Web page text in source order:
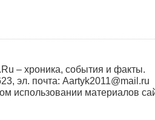
– хроника, события и факты.
эл. почта: Aartyk2011@mail.ru
использовании материалов